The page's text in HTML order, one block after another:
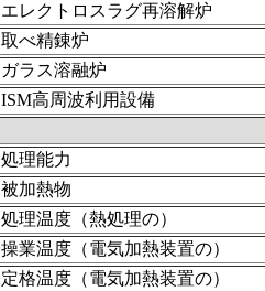
エレクトロスラグ再溶解炉
取べ精錬炉
ガラス溶融炉
ISM高周波利用設備
処理能力
被加熱物
処理温度（熱処理の）
操業温度（電気加熱装置の）
定格温度（電気加熱装置の）